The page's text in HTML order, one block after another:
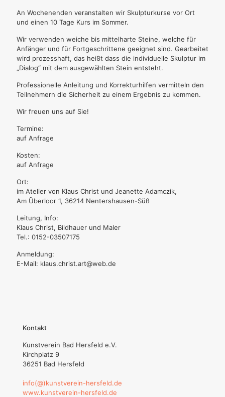
An Wochenenden veranstalten wir Skulpturkurse vor Ort
und einen 10 Tage Kurs im Sommer.
Wir verwenden weiche bis mittelharte Steine, welche für
Anfänger und für Fortgeschrittene geeignet sind. Gearbeitet
wird prozesshaft, das heißt dass die individuelle Skulptur im
„Dialog“ mit dem ausgewählten Stein entsteht.
Professionelle Anleitung und Korrekturhilfen vermitteln den
Teilnehmern die Sicherheit zu einem Ergebnis zu kommen.
Wir freuen uns auf Sie!
Termine:
auf Anfrage
Kosten:
auf Anfrage
Ort:
im Atelier von Klaus Christ und Jeanette Adamczik,
Am Überloor 1, 36214 Nentershausen-Süß
Leitung, Info:
Klaus Christ, Bildhauer und Maler
Tel.: 0152-03507175
Anmeldung:
E-Mail: klaus.christ.art@web.de
Kontakt
Kunstverein Bad Hersfeld e.V.
Kirchplatz 9
36251 Bad Hersfeld
info(@)kunstverein-hersfeld.de
www.kunstverein-hersfeld.de